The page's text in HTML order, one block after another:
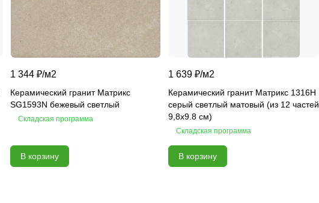
1 344 ₽/м2
Керамический гранит Матрикс
SG1593N бежевый светлый
Складская программа
В корзину
1 639 ₽/м2
Керамический гранит Матрикс 1316H
серый светлый матовый (из 12 частей
9,8х9.8 см)
Складская программа
В корзину